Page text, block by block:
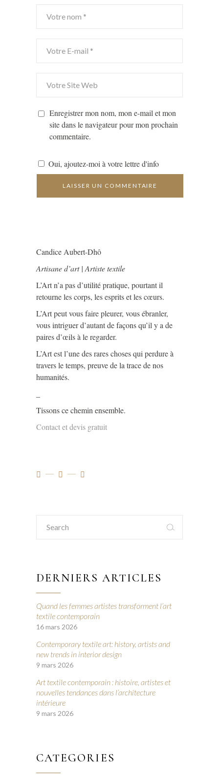
Enregistrer mon nom, mon e-mail et mon
site dans le navigateur pour mon prochain
commentaire.
Oui, ajoutez-moi à votre lettre d'info
Candice Aubert-Dhô
Artisane d’art | Artiste textile
L’Art n’a pas d’utilité pratique, pourtant il
retourne les corps, les esprits et les cœurs.
L’Art peut vous faire pleurer, vous ébranler,
vous intriguer d’autant de façons qu’il y a de
paires d’œils à le regarder.
L’Art est l’une des rares choses qui perdure à
travers le temps, preuve de la trace de nos
humanités.
Tissons ce chemin ensemble.
Contact et devis gratuit
Search
for:
DERNIERS ARTICLES
Quand les femmes artistes transforment l’art
textile contemporain
16 mars 2026
Contemporary textile art: history, artists and
new trends in interior design
9 mars 2026
Art textile contemporain : histoire, artistes et
nouvelles tendances dans l’architecture
intérieure
9 mars 2026
CATEGORIES